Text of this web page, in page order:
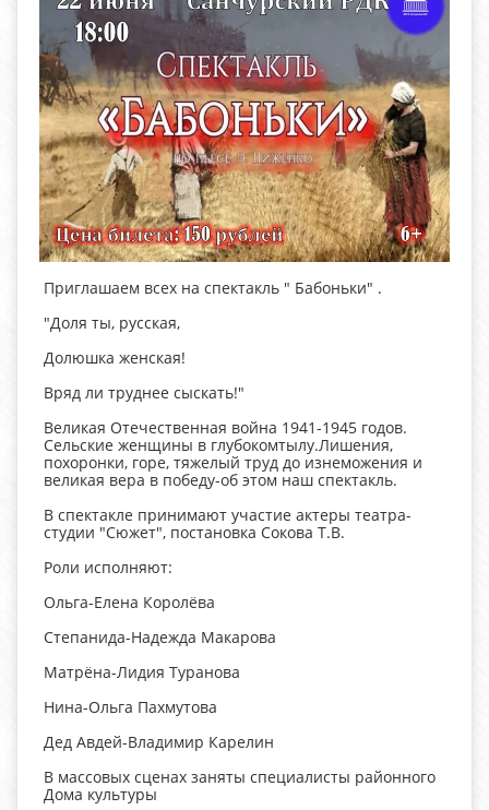
Приглашаем всех на спектакль " Бабоньки" .
"Доля ты, русская,
Долюшка женская!
Вряд ли труднее сыскать!"
Великая Отечественная война 1941-1945 годов.
Сельские женщины в глубокомтылу.Лишения,
похоронки, горе, тяжелый труд до изнеможения и
великая вера в победу-об этом наш спектакль.
В спектакле принимают участие актеры театра-
студии "Сюжет", постановка Сокова Т.В.
Роли исполняют:
Ольга-Елена Королёва
Степанида-Надежда Макарова
Матрёна-Лидия Туранова
Нина-Ольга Пахмутова
Дед Авдей-Владимир Карелин
В массовых сценах заняты специалисты районного
Дома культуры